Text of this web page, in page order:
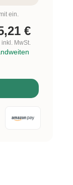
ein.
€
inkl. MwSt.